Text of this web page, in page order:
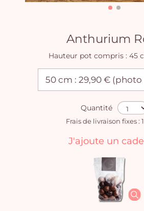
Anthurium
Hauteur pot compris : 45
Quantité
Frais de livraison fixes :
J'ajoute un